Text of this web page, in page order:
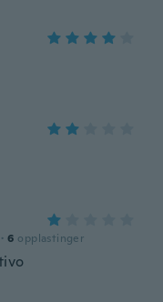
· 6 opplastinger